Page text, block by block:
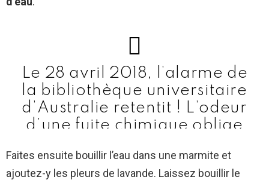
Le 28 avril 2018, l’alarme de
la bibliothèque universitaire
d’Australie retentit ! L’odeur
d’une fuite chimique oblige
40 pompiers et spécialistes
interviennent et découvrent
Faites ensuite bouillir l’eau dans une marmite et
ajoutez-y les pleurs de lavande. Laissez bouillir le